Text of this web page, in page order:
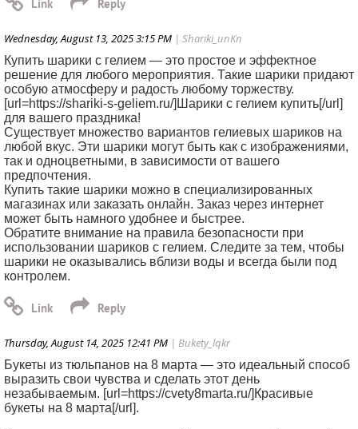
Wednesday, August 13, 2025 3:15 PM | Shariki_unKn
Купить шарики с гелием — это простое и эффектное
решение для любого мероприятия. Такие шарики придают
особую атмосферу и радость любому торжеству.
[url=https://shariki-s-geliem.ru/]Шарики с гелием купить[/url]
для вашего праздника!
Существует множество вариантов гелиевых шариков на
любой вкус. Эти шарики могут быть как с изображениями,
так и одноцветными, в зависимости от вашего
предпочтения.
Купить такие шарики можно в специализированных
магазинах или заказать онлайн. Заказ через интернет
может быть намного удобнее и быстрее.
Обратите внимание на правила безопасности при
использовании шариков с гелием. Следите за тем, чтобы
шарики не оказывались вблизи воды и всегда были под
контролем.
Thursday, August 14, 2025 12:41 PM | Bukety_lqkr
Букеты из тюльпанов на 8 марта — это идеальный способ
выразить свои чувства и сделать этот день
незабываемым. [url=https://cvety8marta.ru/]Красивые
букеты на 8 марта[/url].